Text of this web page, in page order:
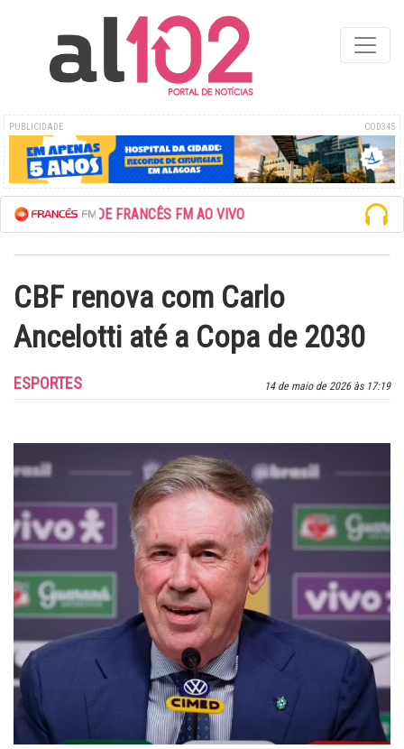
PUBLICIDADE COD345
A REDE FRANCÊS FM AO VIVO
CBF renova com Carlo
Ancelotti até a Copa de 2030
14 de maio de 2026 às 17:19
ESPORTES